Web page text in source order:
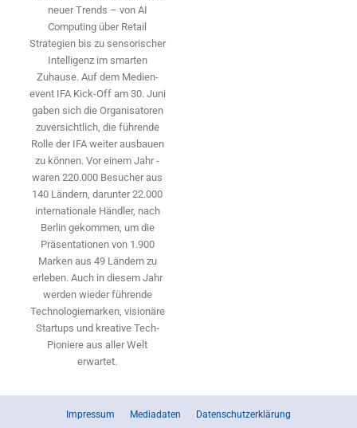
neuer Trends – von AI
Computing über Retail
Strategien bis zu sensorischer
Intelligenz im smarten
Zuhause. Auf dem Medien­
event IFA Kick-Off am 30. Juni
gaben sich die Organisatoren
zuversichtlich, die führende
Rolle der IFA weiter ausbauen
zu können. Vor einem Jahr ­
waren 220.000 Besucher aus
140 ­Ländern, ­darunter 22.000
internationale Händler, nach
Berlin gekommen, um die
Präsen­tationen von 1.900
Marken aus 49 Ländern zu
erleben. Auch in diesem Jahr
werden wieder führende
Technologiemarken, visionäre
Startups und ­kreative Tech-
Pioniere aus aller Welt
erwartet.
Impressum Mediadaten Datenschutzerklärung